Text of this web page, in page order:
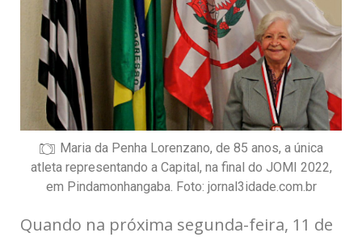
Maria da Penha Lorenzano, de 85 anos, a única
atleta representando a Capital, na final do JOMI 2022,
em Pindamonhangaba. Foto: jornal3idade.com.br
Quando na próxima segunda-feira, 11 de